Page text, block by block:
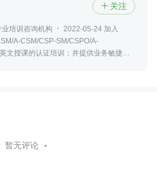
 关注
培训咨询机构
2022-05-24 加入
A-CSM/CSP-SM/CSPO/A-
文授课的认证培训；并提供业务敏捷和
暂无评论